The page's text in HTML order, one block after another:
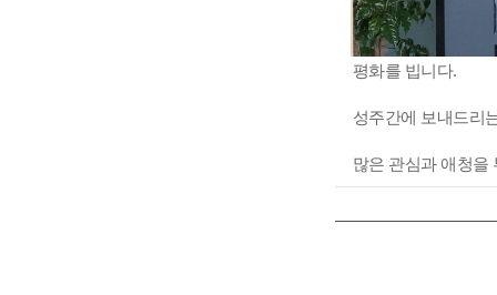
평화를 빕니다.
성주간에 보내드리
많은 관심과 애청을